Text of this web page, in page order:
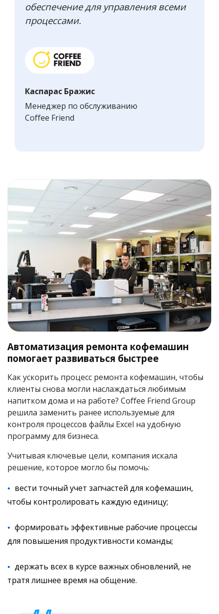
обеспечение для управления всеми
процессами.
Каспарас Бражис
Менеджер по обслуживанию
Coffee Friend
Автоматизация ремонта кофемашин
помогает развиваться быстрее
Как ускорить процесс ремонта кофемашин, чтобы
клиенты снова могли наслаждаться любимым
напитком дома и на работе? Coffee Friend Group
решила заменить ранее используемые для
контроля процессов файлы Excel на удобную
программу для бизнеса.
Учитывая ключевые цели, компания искала
решение, которое могло бы помочь:
вести точный учет запчастей для кофемашин,
чтобы контролировать каждую единицу;
формировать эффективные рабочие процессы
для повышения продуктивности команды;
держать всех в курсе важных обновлений, не
тратя лишнее время на общение.